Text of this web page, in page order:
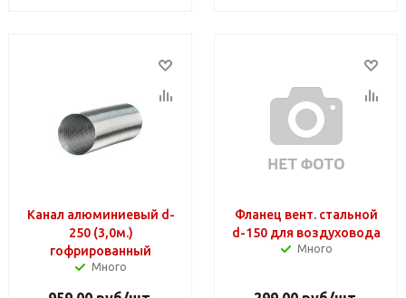
Канал алюминиевый d-
250 (3,0м.)
гофрированный
Много
Фланец вент. стальной
d-150 для воздуховода
Много